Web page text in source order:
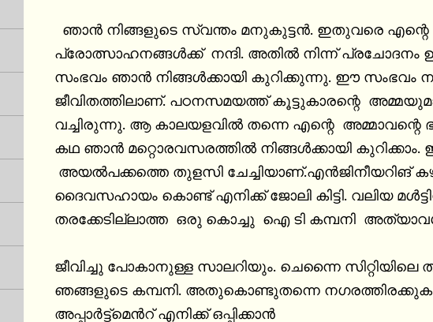
ഞാൻ നിങ്ങളുടെ സ്വന്തം മനുകുട്ടൻ. ഇതുവരെ എന്റെ
പ്രോത്സാഹനങ്ങൾക്ക്  നന്ദി. അതിൽ നിന്ന് പ്രചോദനം
സംഭവം ഞാൻ നിങ്ങൾക്കായി കുറിക്കുന്നു. ഈ സംഭവം
ജീവിതത്തിലാണ്. പഠനസമയത്ത് കൂട്ടുകാരന്റെ
വച്ചിരുന്നു. ആ കാലയളവിൽ തന്നെ എന്റെ
കഥ ഞാൻ മറ്റൊരവസരത്തിൽ നിങ്ങൾക്കായി
അയൽപക്കത്തെ തുളസി ചേച്ചിയാണ്.എൻജിനീയറിങ്
ദൈവസഹായം കൊണ്ട് എനിക്ക് ജോലി കിട്ടി. വലിയ
തരക്കേടില്ലാത്ത  ഒരു കൊച്ചു  ഐ ടി കമ്പനി
ജീവിച്ചു പോകാനുള്ള സാലറിയും. ചെന്നൈ സിറ്റിയിലെ
ഞങ്ങളുടെ കമ്പനി. അതുകൊണ്ടുതന്നെ
അപ്പാർട്ട്മെൻറ് എനിക്ക് ഒപ്പിക്കാൻ